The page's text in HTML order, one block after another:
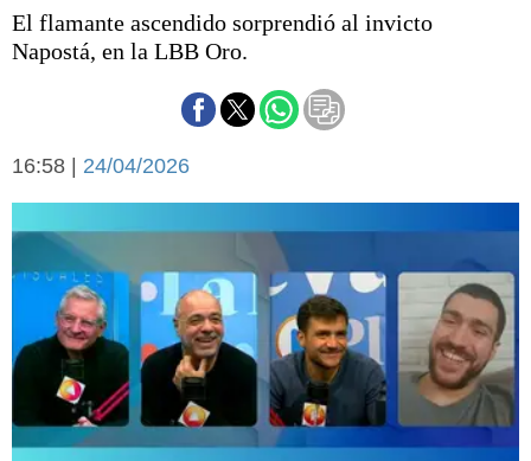
Liga del Sur
Federal A
Economía y finanzas
Con el campo
Espacio empresas
Sociedad y tiempo
libre
Sociedad
Tecnología
Turismo
Salud
Es viral
El flamante ascendido sorprendió al invicto
Napostá, en la LBB Oro.
16:58 | 24/04/2026